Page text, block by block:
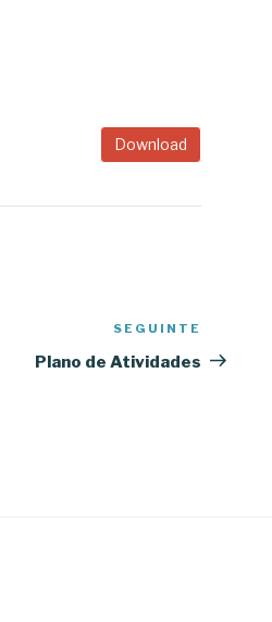
Download
seguinte
SEGUINTE
Plano de Atividades